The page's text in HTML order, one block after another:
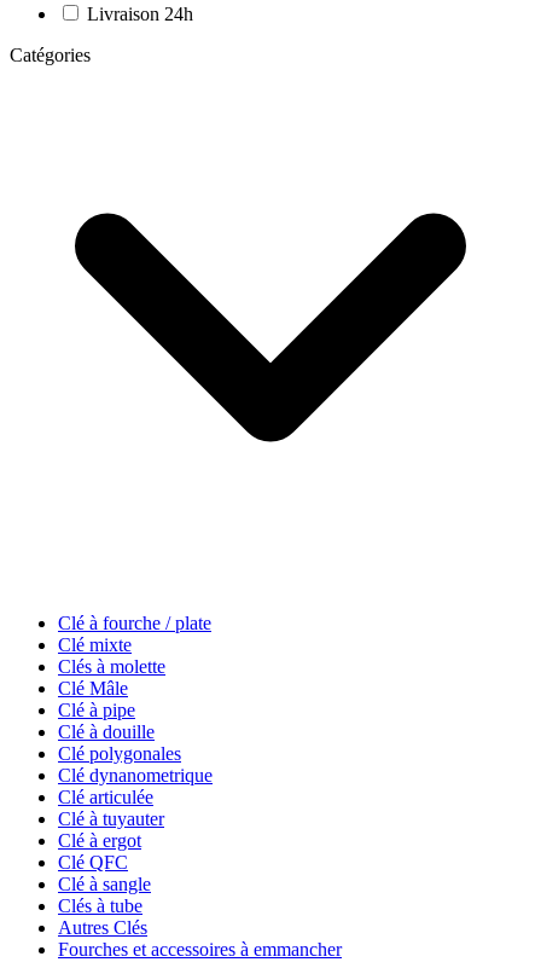
Livraison 24h
Catégories
Clé à fourche / plate
Clé mixte
Clés à molette
Clé Mâle
Clé à pipe
Clé à douille
Clé polygonales
Clé dynanometrique
Clé articulée
Clé à tuyauter
Clé à ergot
Clé QFC
Clé à sangle
Clés à tube
Autres Clés
Fourches et accessoires à emmancher